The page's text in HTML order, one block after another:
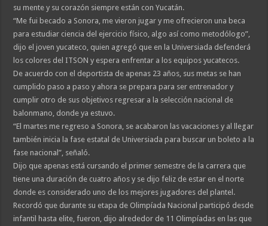
su mente y su corazón siempre están con Yucatán.
“Me fui becado a Sonora, me vieron jugar y me ofrecieron una beca
para estudiar ciencia del ejercicio físico, algo así como metodólogo”,
dijo el joven yucateco, quien agregó que en la Universiada defenderá
los colores del ITSON y espera enfrentar a los equipos yucatecos.
De acuerdo con el deportista de apenas 23 años, sus metas se han
cumplido paso a paso y ahora se prepara para ser entrenador y
cumplir otro de sus objetivos regresar a la selección nacional de
balonmano, donde ya estuvo.
“El martes me regreso a Sonora, se acabaron las vacaciones y al llegar
también inicia la fase estatal de Universiada para buscar un boleto a la
fase nacional”, señaló.
Dijo que apenas está cursando el primer semestre de la carrera que
tiene una duración de cuatro años y se dijo feliz de estar en el norte
donde es considerado uno de los mejores jugadores del plantel.
Recordó que durante su etapa de Olimpíada Nacional participó desde
infantil hasta elite, fueron, dijo alrededor de 11 Olimpíadas en las que